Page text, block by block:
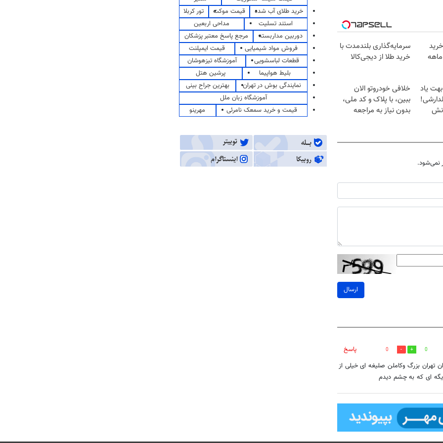
خرید
طلا | ۱۸ ماهه
سرمایه‌گذاری بلندمدت با
خرید طلا از دیجی‌کالا
یاد
خلافی خودروتو الان
ببین، با پلاک و کد ملی،
بدون نیاز به مراجعه
نمی‌شود.
ارسال
0
0
پاسخ
تهران بزرگ وکاملن صلیغه ای خیلی از
ای که به چشم دیدم
خرید طلای آب شده
قیمت موکت
تور کربلا
استند تسلیت
مداحی اربعین
دوربین مداربسته
مرجع پاسخ معتبر پزشکان
فروش مواد شیمیایی
قیمت ایمپلنت
قطعات لباسشویی
آموزشگاه تیزهوشان
بلیط هواپیما
پرشین هتل
نمایندگی بوش در تهران
بهترین جراح بینی
آموزشگاه زبان ملل
قیمت و خرید سمعک نامرئی
مهرینو